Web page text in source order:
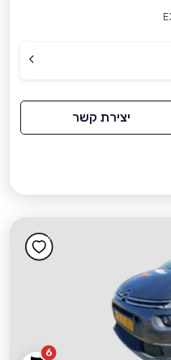
יצירת קשר
6